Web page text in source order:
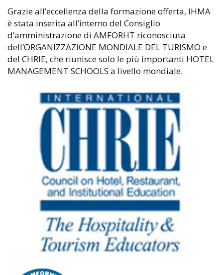
Grazie all’eccellenza della formazione offerta, IHMA
è stata inserita all’interno del Consiglio
d’amministrazione di AMFORHT riconosciuta
dell’ORGANIZZAZIONE MONDIALE DEL TURISMO e
del CHRIE, che riunisce solo le più importanti HOTEL
MANAGEMENT SCHOOLS a livello mondiale.